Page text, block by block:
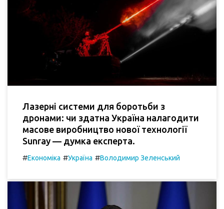
Лазерні системи для боротьби з
дронами: чи здатна Україна налагодити
масове виробництво нової технології
Sunray — думка експерта.
#Економіка #Україна #Володимир Зеленський